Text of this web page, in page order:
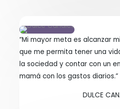
“Mi mayor meta es alcanzar
que me permita tener una
la sociedad y contar con un
mamá con los gastos diarios.”
DULCE